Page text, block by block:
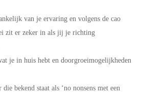
van je ervaring en volgens de cao
zit er zeker in als jij je richting
je in huis hebt en doorgroeimogelijkheden
bekend staat als ‘no nonsens met een